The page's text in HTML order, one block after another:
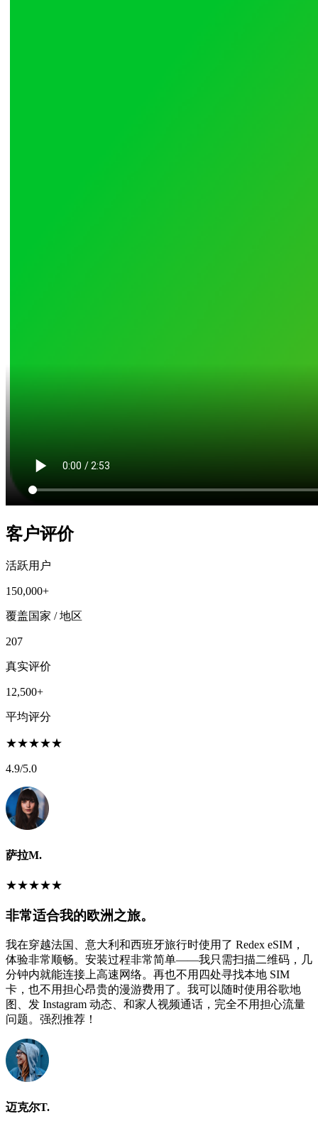
客户评价
活跃用户
150,000+
覆盖国家 / 地区
207
真实评价
12,500+
平均评分
★★★★★
4.9/5.0
萨拉M.
★★★★★
非常适合我的欧洲之旅。
我在穿越法国、意大利和西班牙旅行时使用了 Redex eSIM，
体验非常顺畅。安装过程非常简单——我只需扫描二维码，几
分钟内就能连接上高速网络。再也不用四处寻找本地 SIM
卡，也不用担心昂贵的漫游费用了。我可以随时使用谷歌地
图、发 Instagram 动态、和家人视频通话，完全不用担心流量
问题。强烈推荐！
迈克尔T.